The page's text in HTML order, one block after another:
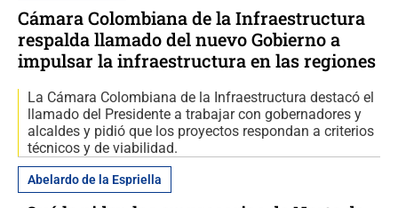
Cámara Colombiana de la Infraestructura
respalda llamado del nuevo Gobierno a
impulsar la infraestructura en las regiones
La Cámara Colombiana de la Infraestructura destacó el
llamado del Presidente a trabajar con gobernadores y
alcaldes y pidió que los proyectos respondan a criterios
técnicos y de viabilidad.
Abelardo de la Espriella